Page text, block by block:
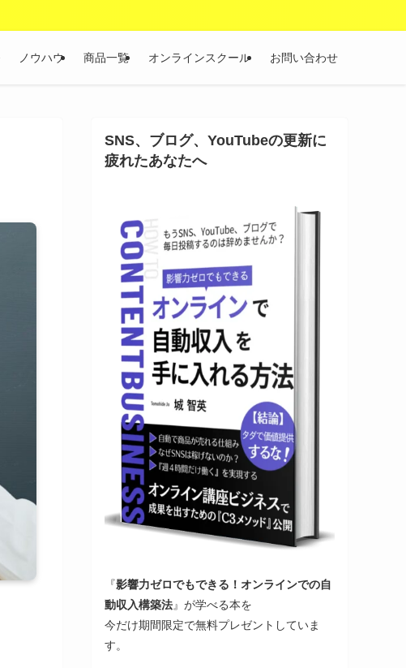
ノウハウ 商品一覧 オンラインスクール お問い合わせ
SNS、ブログ、YouTubeの更新に
疲れたあなたへ
『影響力ゼロでもできる！オンラインでの自
動収入構築法』が学べる本を
今だけ期間限定で無料プレゼントしていま
す。